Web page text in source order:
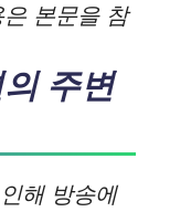
본문을 참
주변
해 방송에